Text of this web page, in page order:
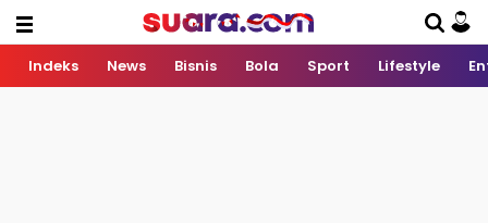
Indeks News Bisnis Bola Sport Lifestyle